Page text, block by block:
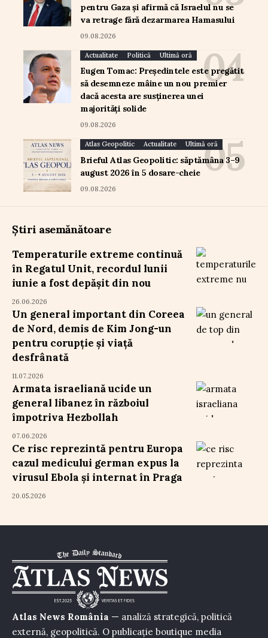
pentru Gaza și afirmă că Israelul nu se
va retrage fără dezarmarea Hamasului
09.08.2026
Actualitate Politică Ultimă oră
Eugen Tomac: Președintele este pregătit
să desemneze mâine un nou premier
dacă acesta are susținerea unei
majorități solide
09.08.2026
Atlas Geopolitic Actualitate Ultimă oră
Brieful Atlas Geopolitic: săptămâna 3–9
august 2026 în 5 dosare-cheie
09.08.2026
Știri asemănătoare
Temperaturile extreme continuă
în Regatul Unit, recordul lunii
iunie a fost depășit din nou
26.06.2026
Un general important din Coreea
de Nord, demis de Kim Jong-un
pentru corupție și viață
desfrânată
11.07.2026
Armata israeliană ucide un
general libanez în războiul
împotriva Hezbollah
07.06.2026
Ce risc reprezintă pentru Europa
cazul medicului german expus la
virusul Ebola și internat în Praga
20.05.2026
Atlas News România — analiză strategică, politică
externă, geopolitică. O publicație boutique media